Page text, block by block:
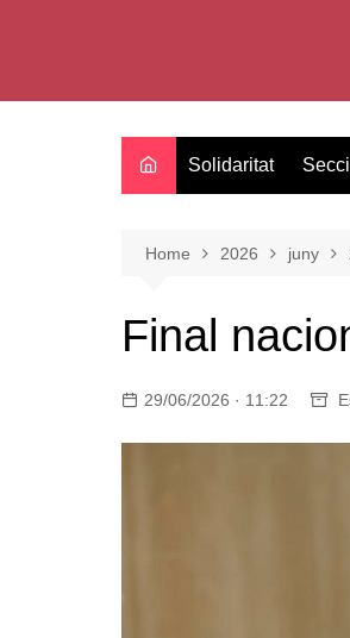
Solidaritat
Oci
Home 2026 juny
Final
29/06/2026 · 11:22